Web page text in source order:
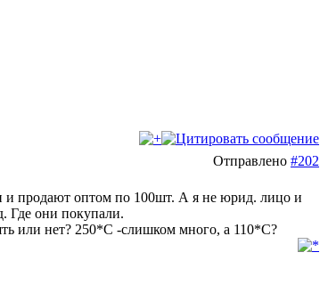
Отправлено #202
и продают оптом по 100шт. А я не юрид. лицо и
Где они покупали.
или нет? 250*С -слишком много, а 110*С?